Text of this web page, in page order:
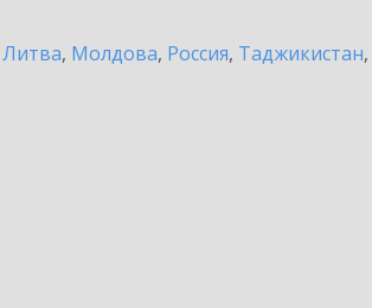
Литва, Молдова, Россия, Таджикистан,